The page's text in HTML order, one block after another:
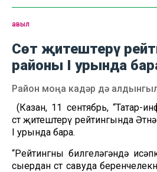
авыл
Сөт җитештерү
районы I урында
Район моңа кадәр дә
(Казан, 11 сентябрь, “Татар-
сөт җитештерү рейтингында
I урында бара.
“Рейтингны билгеләгәндә
сыердан сөт савуда